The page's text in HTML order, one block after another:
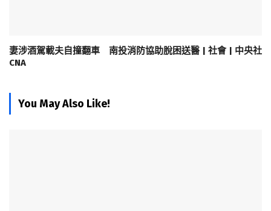
妻涉酒駕載夫自撞翻車 南投消防協助脫困送醫 | 社會 | 中央社
CNA
You May Also Like!